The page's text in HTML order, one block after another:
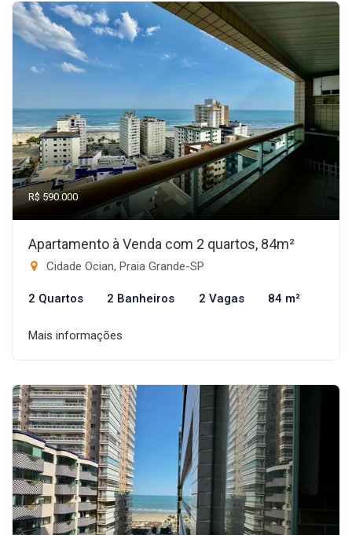
R$ 590.000
Apartamento à Venda com 2 quartos, 84m²
Cidade Ocian, Praia Grande-SP
2 Quartos 2 Banheiros 2 Vagas 84 m²
Mais informações